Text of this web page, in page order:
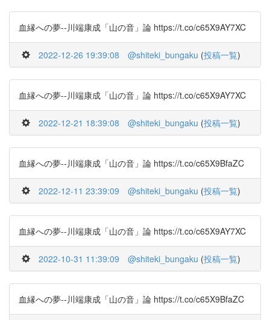
血縁への夢--川端康成「山の音」論 https://t.co/c65X9AY7XC
2022-12-26 19:39:08 @shiteki_bungaku (投稿一覧)
血縁への夢--川端康成「山の音」論 https://t.co/c65X9AY7XC
2022-12-21 18:39:08 @shiteki_bungaku (投稿一覧)
血縁への夢--川端康成「山の音」論 https://t.co/c65X9BfaZC
2022-12-11 23:39:09 @shiteki_bungaku (投稿一覧)
血縁への夢--川端康成「山の音」論 https://t.co/c65X9AY7XC
2022-10-31 11:39:09 @shiteki_bungaku (投稿一覧)
血縁への夢--川端康成「山の音」論 https://t.co/c65X9BfaZC